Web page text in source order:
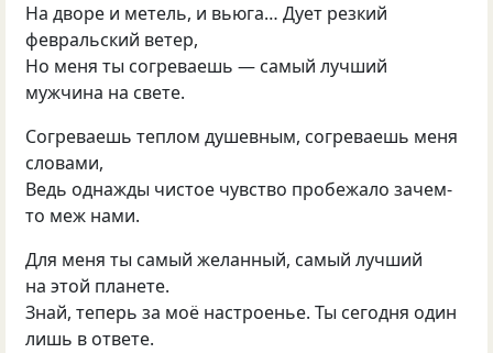
На дворе и метель, и вьюга… Дует резкий
февральский ветер,
Но меня ты согреваешь — самый лучший
мужчина на свете.
Согреваешь теплом душевным, согреваешь меня
словами,
Ведь однажды чистое чувство пробежало зачем-
то меж нами.
Для меня ты самый желанный, самый лучший
на этой планете.
Знай, теперь за моё настроенье. Ты сегодня один
лишь в ответе.